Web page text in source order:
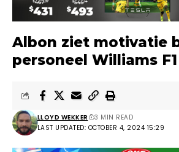
Albon ziet motivatie
personeel Williams
LAST UPDATED: OCTOBER 4, 2024 15:29
LLOYD WEKKER 3 MIN READ